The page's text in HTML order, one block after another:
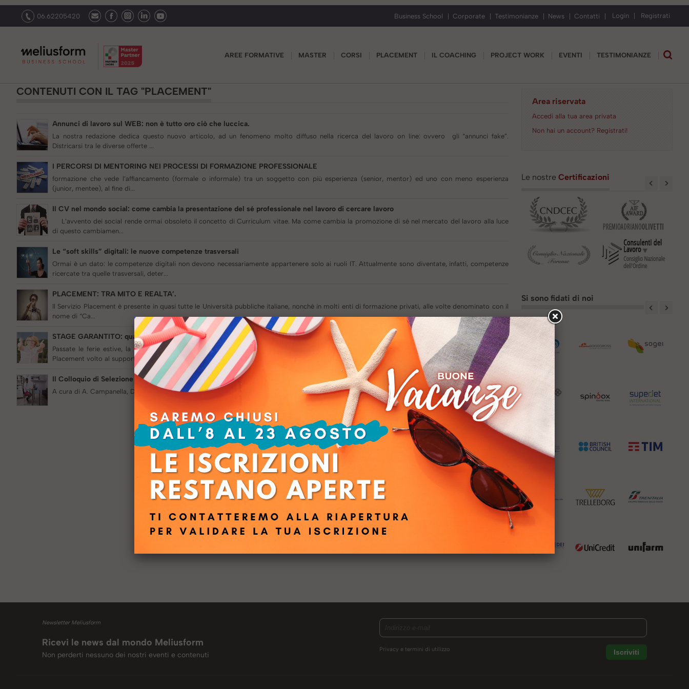
06.62205420 Business School Corporate Testimonianze News Contatti Login Registrati
AREE FORMATIVE MASTER CORSI PLACEMENT IL COACHING PROJECT WORK EVENTI TESTIMONIANZE
CONTENUTI CON IL TAG "PLACEMENT"
Annunci di lavoro sul WEB: non è tutto oro ciò che luccica.
La nostra redazione dedica questo nuovo articolo, ad un fenomeno molto diffuso nella ricerca del lavoro on line: ovvero gli “annunci fake”.
Districarsi tra le diverse offerte ...
I PERCORSI DI MENTORING NEI PROCESSI DI FORMAZIONE PROFESSIONALE
formazione che vede l’affiancamento (formale o informale) tra un soggetto con più esperienza (senior, mentor) ed uno con meno esperienza
(junior, mentee), al fine di...
Il CV nel mondo social: come cambia la presentazione del sé professionale nel lavoro di cercare lavoro
L’avvento dei social rende ormai obsoleto il concetto di Curriculum vitae. Ma come cambia la promozione di sé nel mercato del lavoro alla luce
di questo cambiamen...
Le “soft skills” digitali: le nuove competenze trasversali
Ormai è un dato: le competenze digitali non devono necessariamente appartenere solo ai ruoli IT. Attualmente sono diventate, infatti, competenze
ricercate tra quelle trasversali, deter...
PLACEMENT: TRA MITO E REALTA’.
Il Servizio Placement è presente in quasi tutte le Università pubbliche italiane, nonché in molti enti di formazione privati, alle volte denominato con il
nome di “Ca...
STAGE GARANTITO: quando diffidare dalle garanzie.
Passate le ferie estive, la nostra redazione si è rimessa a lavoro andando ad indagare un tema “caldo” per chi si trova a scegliere un Servizio
Placement volto al supporto de...
Il Colloquio di Selezione ai tempi del Covid, smart ma fino ad un certo punto
A cura di A. Campanella, Docente in area Gestione del Personale
Area riservata
Accedi alla tua area privata
Non hai un account? Registrati!
Le nostre Certificazioni
Si sono fidati di noi
Newsletter Meliusform
Ricevi le news dal mondo Meliusform
Non perderti nessuno dei nostri eventi e contenuti
Privacy e termini di utilizzo